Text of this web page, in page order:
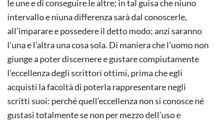
le une e di conseguire le altre; in tal guisa che niuno
intervallo e niuna differenza sarà dal conoscerle,
all’imparare e possedere il detto modo; anzi saranno
l’una e l’altra una cosa sola. Di maniera che l’uomo non
giunge a poter discernere e gustare compiutamente
l’eccellenza degli scrittori ottimi, prima che egli
acquisti la facoltà di poterla rappresentare negli
scritti suoi: perché quell’eccellenza non si conosce né
gustasi totalmente se non per mezzo dell’uso e